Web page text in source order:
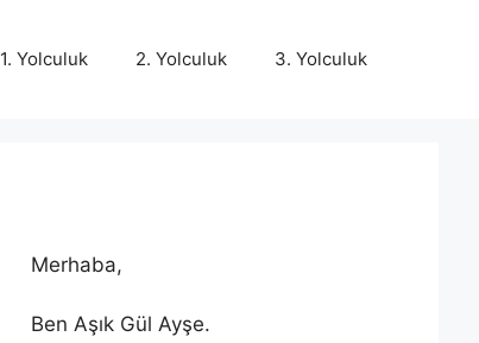
1. Yolculuk 2. Yolculuk 3. Yolculuk
Merhaba,
Ben Aşık Gül Ayşe.